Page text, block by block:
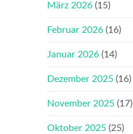
März 2026 (15)
Februar 2026 (16)
Januar 2026 (14)
Dezember 2025 (16)
November 2025 (17)
Oktober 2025 (25)